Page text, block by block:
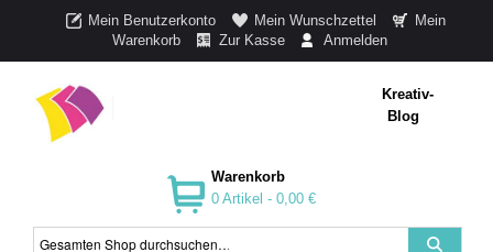
Mein Benutzerkonto Mein Wunschzettel
Mein
Warenkorb
Zur Kasse Anmelden
Kreativ-
Blog
Warenkorb
0 Artikel - 0,00 €